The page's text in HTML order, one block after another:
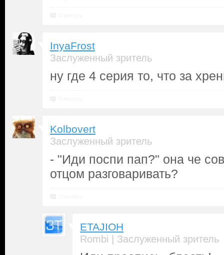
InyaFrost
Заслуженный зритель
ну где 4 серия то, что за
Kolbovert
Заслуженный зритель
- "Иди поспи пап?" она че
отцом разговаривать?
ETAJIOH
Rombi | Заслуженный зритель